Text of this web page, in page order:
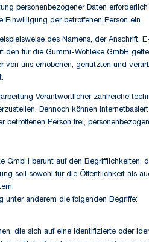
personenbezogener Daten
der betroffenen Person ein.
des Namens, der
für die Gummi-Wöhleke GmbH
uns erhobenen, genutzten und
Verantwortlicher zahlreiche
Dennoch können
Person frei,
GmbH beruht auf den
soll sowohl für die Öffentlichkeit als
unter anderem die folgenden Begriffe:
die sich auf eine identifizierte oder